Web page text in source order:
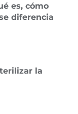
es, cómo
diferencia
la